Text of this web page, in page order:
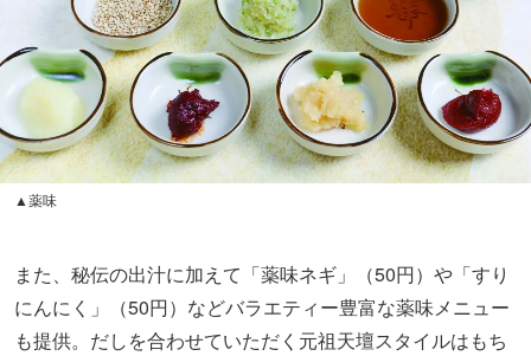
▲薬味
また、秘伝の出汁に加えて「薬味ネギ」（50円）や「すり
にんにく」（50円）などバラエティー豊富な薬味メニュー
も提供。だしを合わせていただく元祖天壇スタイルはもち